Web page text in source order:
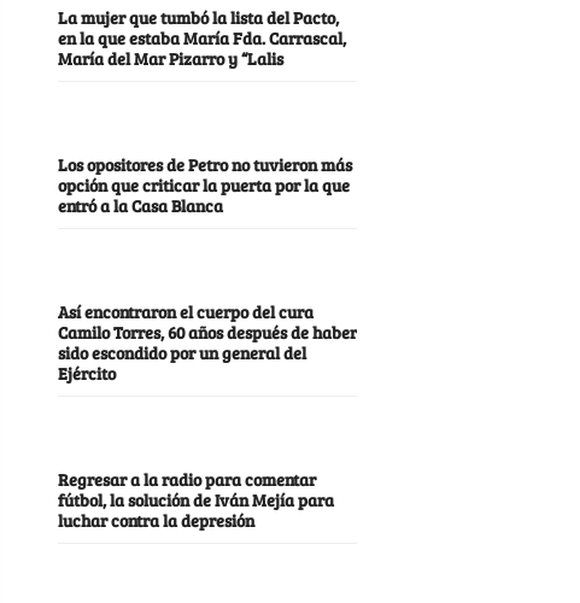
La mujer que tumbó la lista del Pacto,
en la que estaba María Fda. Carrascal,
María del Mar Pizarro y “Lalis
Los opositores de Petro no tuvieron más
opción que criticar la puerta por la que
entró a la Casa Blanca
Así encontraron el cuerpo del cura
Camilo Torres, 60 años después de haber
sido escondido por un general del
Ejército
Regresar a la radio para comentar
fútbol, la solución de Iván Mejía para
luchar contra la depresión